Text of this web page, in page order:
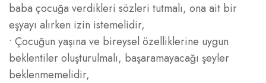
baba çocuğa verdikleri sözleri tutmalı, ona ait bir
eşyayı alırken izin istemelidir,
• Çocuğun yaşına ve bireysel özelliklerine uygun
beklentiler oluşturulmalı, başaramayacağı şeyler
beklenmemelidir,